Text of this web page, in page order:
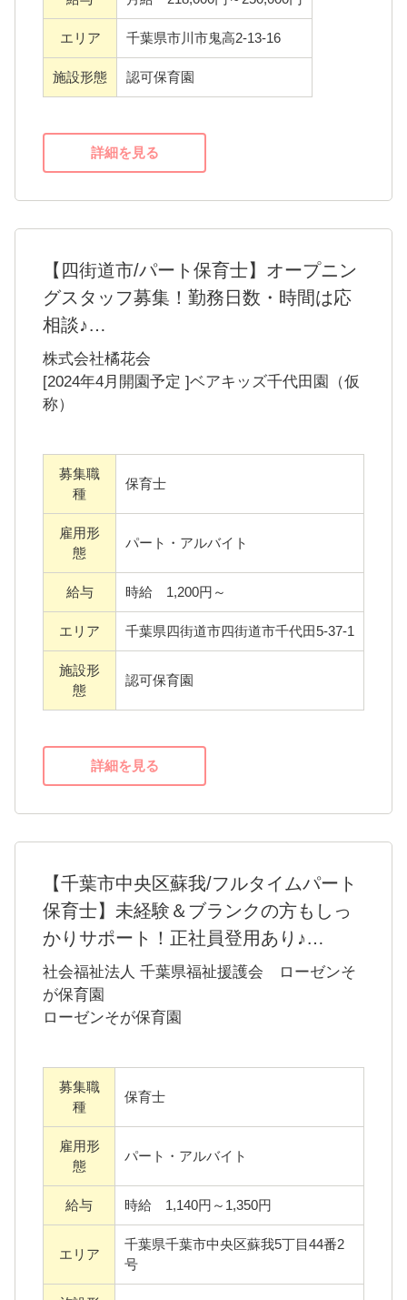
借上げ社宅制度あり
ディズニーコーポとレートプログラムの福利
厚生の利用
などなど、安定した環境で長く勤続していた
だけるよう、福利厚生の充実に努めていま
す。
募集職種 保育士
月給 218,000円～250,000円
エリア 千葉県市川市鬼高2-13-16
グスタッフ募集！勤務日数・時間は応
相談♪
60名定員の予定です。
簡易的な園庭に加えて、大きな公園の千代田
近隣公園に隣接しており、よい保育環境の立
地です。
処遇改善手当Ⅲは別途支給となります。
常勤勤務では、市処遇改善手当が、さらに追
生のご利用が可能です。
安定した環境で長く勤続していただけるよ
う、福利厚生の充実に努めております。
んか？
株式会社橘花会
[2024年4月開園予定 ]ベアキッズ千代田園（仮
称）
募集職
種
給与 時給 1,200円～
エリア 千葉県四街道市四街道市千代田5-37-1
施設形
態
詳細を見る
【千葉市中央区蘇我/フルタイムパート
保育士】未経験＆ブランクの方もしっ
かりサポート！正社員登用あり♪
～フランク・未経験の方も大丈夫！～
社会福祉法人 千葉県福祉援護会 ローゼンそ